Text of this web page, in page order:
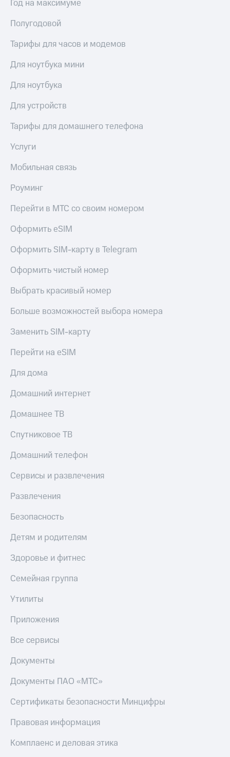
Год на максимуме
Полугодовой
Тарифы для часов и модемов
Для ноутбука мини
Для ноутбука
Для устройств
Тарифы для домашнего телефона
Услуги
Мобильная связь
Роуминг
Перейти в МТС со своим номером
Оформить eSIM
Оформить SIM-карту в Telegram
Оформить чистый номер
Выбрать красивый номер
Больше возможностей выбора номера
Заменить SIM-карту
Перейти на eSIM
Для дома
Домашний интернет
Домашнее ТВ
Спутниковое ТВ
Домашний телефон
Сервисы и развлечения
Развлечения
Безопасность
Детям и родителям
Здоровье и фитнес
Семейная группа
Утилиты
Приложения
Все сервисы
Документы
Документы ПАО «МТС»
Сертификаты безопасности Минцифры
Правовая информация
Комплаенс и деловая этика